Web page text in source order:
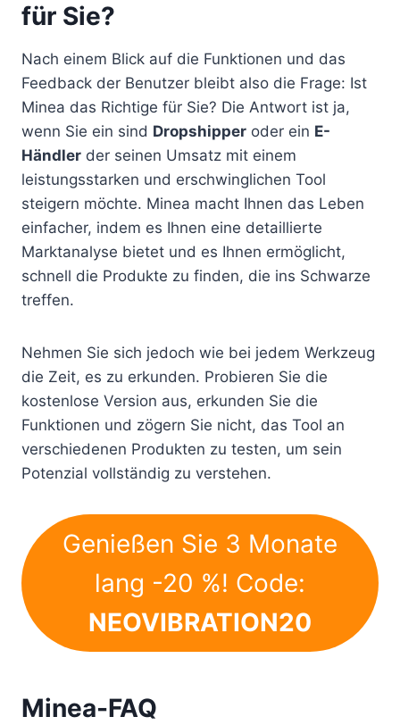
für Sie?
Nach einem Blick auf die Funktionen und das
Feedback der Benutzer bleibt also die Frage: Ist
Minea das Richtige für Sie? Die Antwort ist ja,
wenn Sie ein sind Dropshipper oder ein E-
Händler der seinen Umsatz mit einem
leistungsstarken und erschwinglichen Tool
steigern möchte. Minea macht Ihnen das Leben
einfacher, indem es Ihnen eine detaillierte
Marktanalyse bietet und es Ihnen ermöglicht,
schnell die Produkte zu finden, die ins Schwarze
treffen.
Nehmen Sie sich jedoch wie bei jedem Werkzeug
die Zeit, es zu erkunden. Probieren Sie die
kostenlose Version aus, erkunden Sie die
Funktionen und zögern Sie nicht, das Tool an
verschiedenen Produkten zu testen, um sein
Potenzial vollständig zu verstehen.
Genießen Sie 3 Monate
lang -20 %! Code:
NEOVIBRATION20
Minea-FAQ